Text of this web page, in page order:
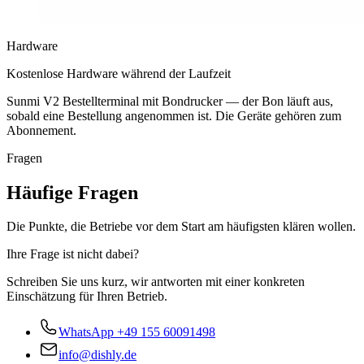
Hardware
Kostenlose Hardware während der Laufzeit
Sunmi V2 Bestellterminal mit Bondrucker — der Bon läuft aus,
sobald eine Bestellung angenommen ist. Die Geräte gehören zum
Abonnement.
Fragen
Häufige Fragen
Die Punkte, die Betriebe vor dem Start am häufigsten klären wollen.
Ihre Frage ist nicht dabei?
Schreiben Sie uns kurz, wir antworten mit einer konkreten
Einschätzung für Ihren Betrieb.
WhatsApp +49 155 60091498
info@dishly.de